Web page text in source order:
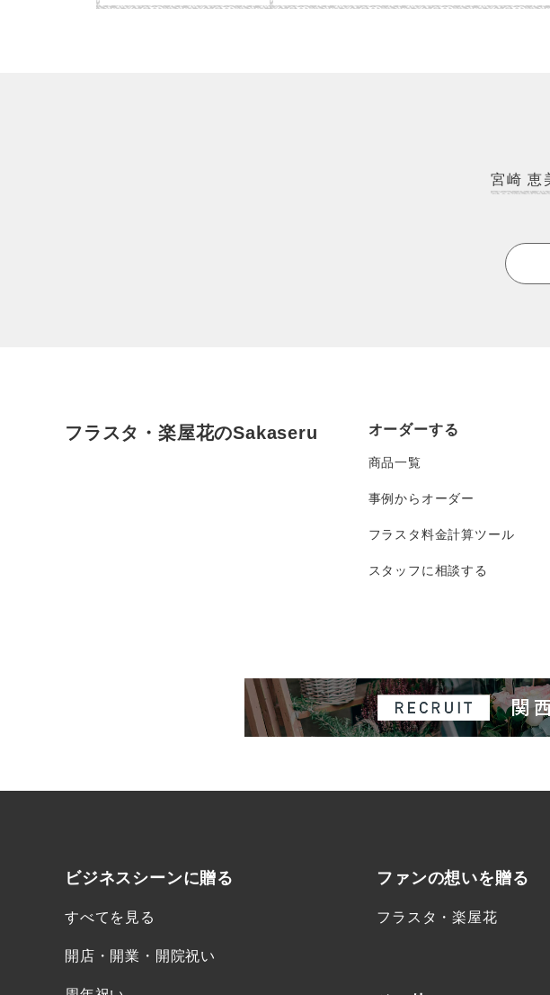
宮崎 恵
フラスタ・楽屋花のSakaseru オーダーする
商品一覧
事例からオーダー
フラスタ料金計算ツール
スタッフに相談する
ビジネスシーンに贈る
すべてを見る
開店・開業・開院祝い
ファンの想いを贈る
フラスタ・楽屋花